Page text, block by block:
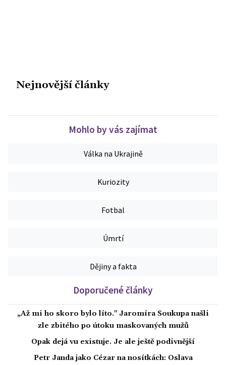
Nejnovější články
Mohlo by vás zajímat
Válka na Ukrajině
Kuriozity
Fotbal
Úmrtí
Dějiny a fakta
Doporučené články
„Až mi ho skoro bylo líto." Jaromíra Soukupa našli
zle zbitého po útoku maskovaných mužů
Opak dejá vu existuje. Je ale ještě podivnější
Petr Janda jako Cézar na nosítkách: Oslava